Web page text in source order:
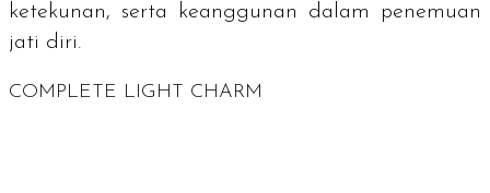
ketekunan, serta keanggunan dalam penemuan
jati diri.
COMPLETE LIGHT CHARM